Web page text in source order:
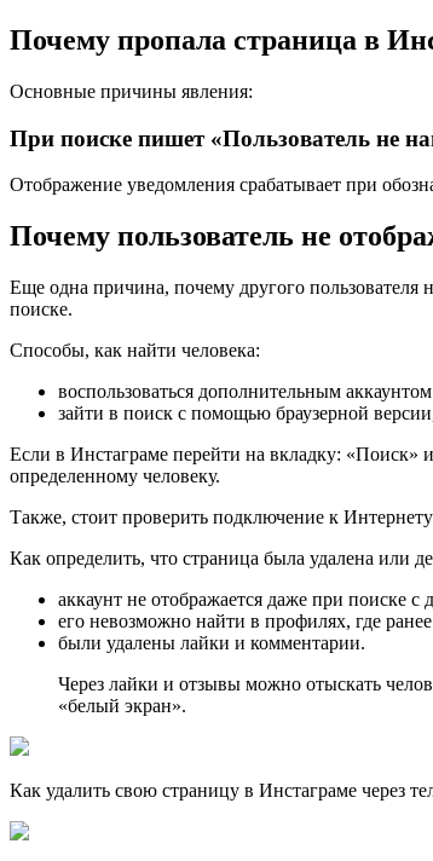
Почему пропала страница в
Основные причины явления:
При поиске пишет «Пользователь не
Отображение уведомления срабатывает при
Почему пользователь не
Еще одна причина, почему другого пользователя
поиске.
Способы, как найти человека:
воспользоваться дополнительным
зайти в поиск с помощью браузерной
Если в Инстаграме перейти на вкладку: «Поиск»
определенному человеку.
Также, стоит проверить подключение к
Как определить, что страница была удалена или
аккаунт не отображается даже при поиске с
его невозможно найти в профилях, где
были удалены лайки и комментарии.
Через лайки и отзывы можно отыскать
«белый экран».
Как удалить свою страницу в Инстаграме через